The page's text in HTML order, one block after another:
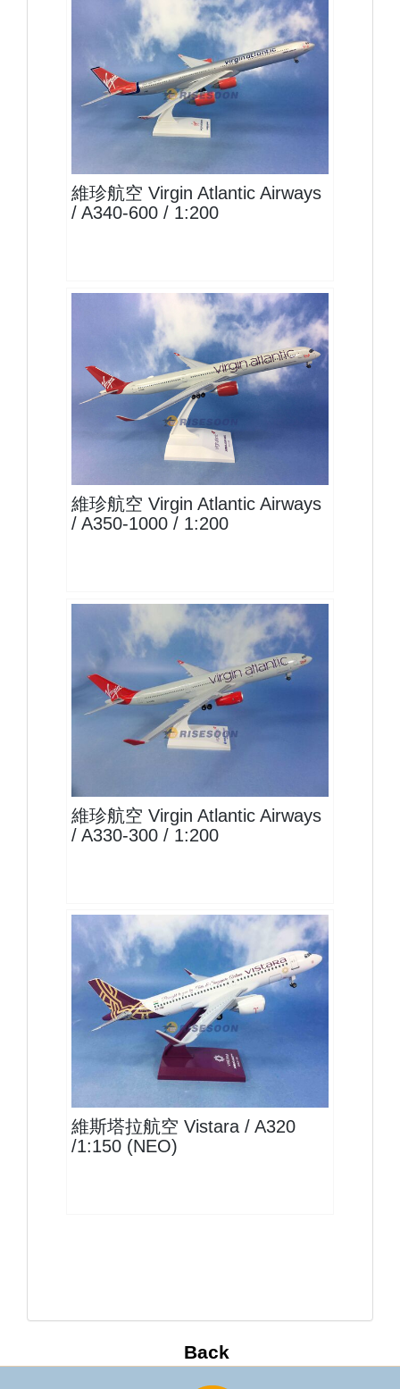
VIR20A346P01
維珍航空 Virgin Atlantic Airways
/ A340-600 / 1:200
VIR20A351P01
維珍航空 Virgin Atlantic Airways
/ A350-1000 / 1:200
VOZ20A333P02
維珍航空 Virgin Atlantic Airways
/ A330-300 / 1:200
VTI15A320P01 $1400
維斯塔拉航空 Vistara / A320
/1:150 (NEO)